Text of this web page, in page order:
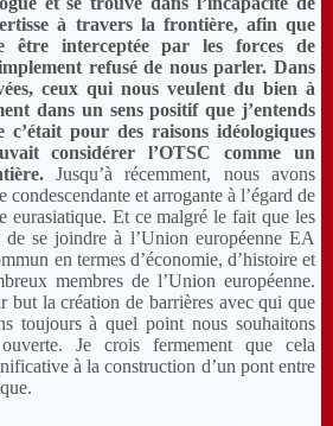
à travers la frontière, afin que
être interceptée par les forces de
refusé de nous parler. Dans
ceux qui nous veulent du bien à
dans un sens positif que j’entends
pour des raisons idéologiques
considérer l’OTSC comme un
Jusqu’à récemment, nous avons
condescendante et arrogante à l’égard de
eurasiatique. Et ce malgré le fait que les
se joindre à l’Union européenne EA
en termes d’économie, d’histoire et
membres de l’Union européenne.
but la création de barrières avec qui que
toujours à quel point nous souhaitons
Je crois fermement que cela
à la construction d’un pont entre